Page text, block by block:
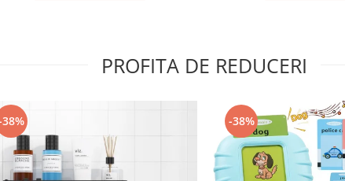
PROFITA DE REDUCERI
-38%